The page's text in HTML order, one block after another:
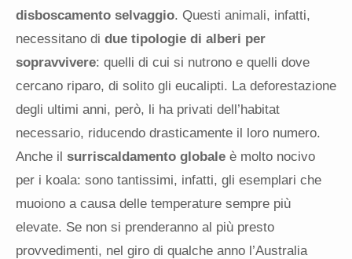
disboscamento selvaggio. Questi animali, infatti,
necessitano di due tipologie di alberi per
sopravvivere: quelli di cui si nutrono e quelli dove
cercano riparo, di solito gli eucalipti. La deforestazione
degli ultimi anni, però, li ha privati dell’habitat
necessario, riducendo drasticamente il loro numero.
Anche il surriscaldamento globale è molto nocivo
per i koala: sono tantissimi, infatti, gli esemplari che
muoiono a causa delle temperature sempre più
elevate. Se non si prenderanno al più presto
provvedimenti, nel giro di qualche anno l’Australia